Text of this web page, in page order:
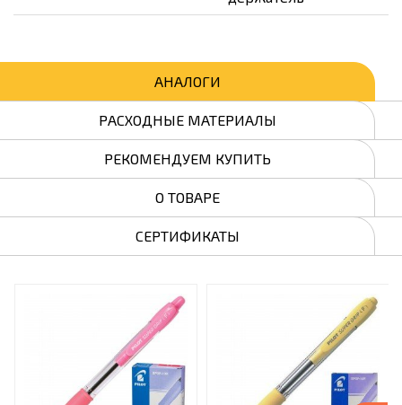
АНАЛОГИ
РАСХОДНЫЕ МАТЕРИАЛЫ
РЕКОМЕНДУЕМ КУПИТЬ
О ТОВАРЕ
СЕРТИФИКАТЫ